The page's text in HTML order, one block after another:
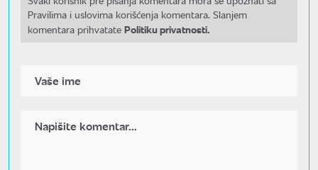
Pravilima i uslovima korišćenja komentara. Slanjem
komentara prihvatate Politiku privatnosti.